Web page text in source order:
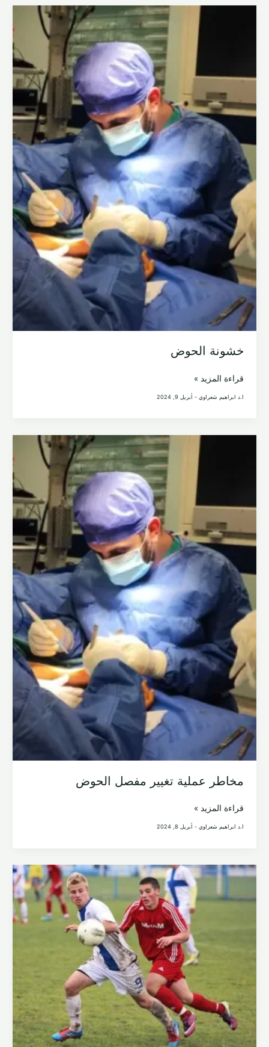
و
خشونة الحوض
خشونة
الحوض
قراءة المزيد »
ا.د ابراهيم شعراوي - أبريل 9, 2024
مخاطر عملية تغيير مفصل الحوض
مخاطر
عملية
الحوض
قراءة المزيد »
ا.د ابراهيم شعراوي - أبريل 8, 2024